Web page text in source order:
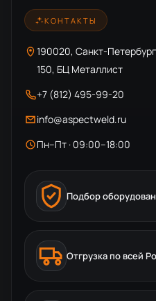
КОНТАКТЫ
190020, Санкт-
150, БЦ Металлист
+7 (812) 495-99-20
info@aspectweld.ru
Пн–Пт · 09:00–18:00
Подбор
Отгрузка по всей